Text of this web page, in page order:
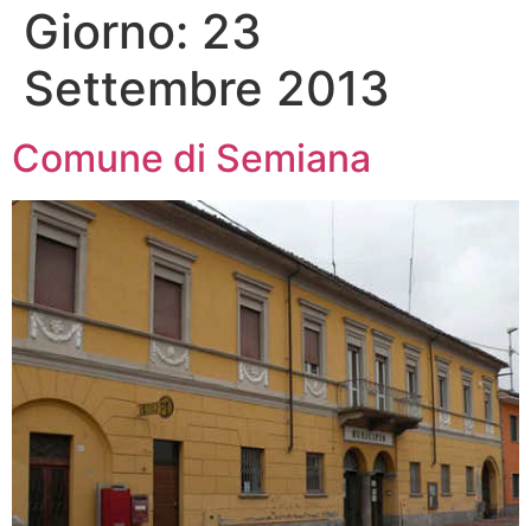
Giorno: 23
Settembre 2013
Comune di Semiana